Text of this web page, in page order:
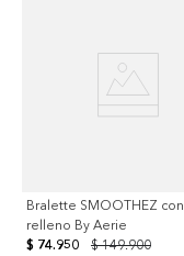
Bralette SMOOTHEZ con
relleno By Aerie
$ 149.900
$ 74.950